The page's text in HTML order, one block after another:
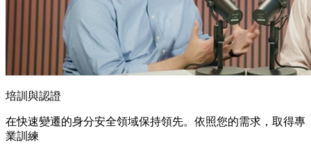
培訓與認證
在快速變遷的身分安全領域保持領先。依照您的需求，取得專
業訓練